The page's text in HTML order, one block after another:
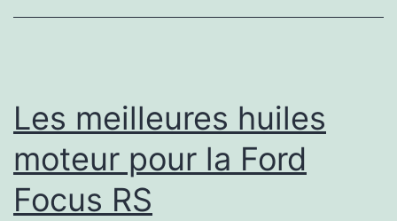
Les meilleures huiles
moteur pour la Ford
Focus RS